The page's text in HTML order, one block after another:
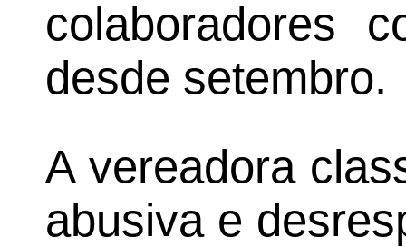
colaboradores
desde setembro.
A vereadora
abusiva e